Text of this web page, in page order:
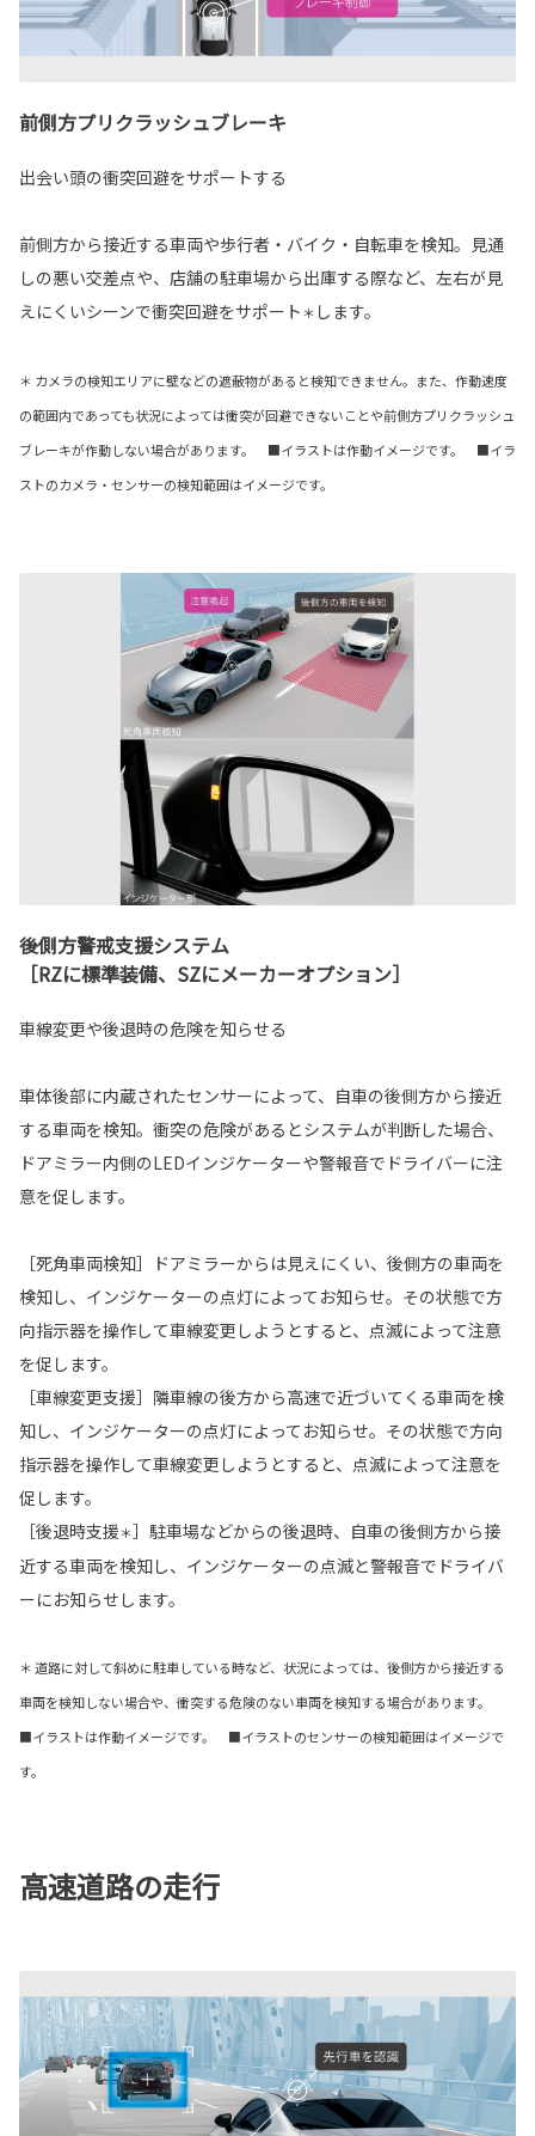
前側方プリクラッシュブレーキ
出会い頭の衝突回避をサポートする
前側方から接近する車両や歩行者・バイク・自転車を検知。見通
しの悪い交差点や、店舗の駐車場から出庫する際など、左右が見
えにくいシーンで衝突回避をサポート ＊ します。
＊ カメラの検知エリアに壁などの遮蔽物があると検知できません。また、作動速度
の範囲内であっても状況によっては衝突が回避できないことや前側方プリクラッシュ
ブレーキが作動しない場合があります。 ■イラストは作動イメージです。 ■イラ
ストのカメラ・センサーの検知範囲はイメージです。
後側方警戒支援システム
［RZに標準装備、SZにメーカーオプション］
車線変更や後退時の危険を知らせる
車体後部に内蔵されたセンサーによって、自車の後側方から接近
する車両を検知。衝突の危険があるとシステムが判断した場合、
ドアミラー内側のLEDインジケーターや警報音でドライバーに注
意を促します。
［死角車両検知］ドアミラーからは見えにくい、後側方の車両を
検知し、インジケーターの点灯によってお知らせ。その状態で方
向指示器を操作して車線変更しようとすると、点滅によって注意
を促します。
［車線変更支援］隣車線の後方から高速で近づいてくる車両を検
知し、インジケーターの点灯によってお知らせ。その状態で方向
指示器を操作して車線変更しようとすると、点滅によって注意を
促します。
［後退時支援＊］駐車場などからの後退時、自車の後側方から接
近する車両を検知し、インジケーターの点滅と警報音でドライバ
ーにお知らせします。
＊ 道路に対して斜めに駐車している時など、状況によっては、後側方から接近する
車両を検知しない場合や、衝突する危険のない車両を検知する場合があります。
■イラストは作動イメージです。 ■イラストのセンサーの検知範囲はイメージで
す。
高速道路の走行